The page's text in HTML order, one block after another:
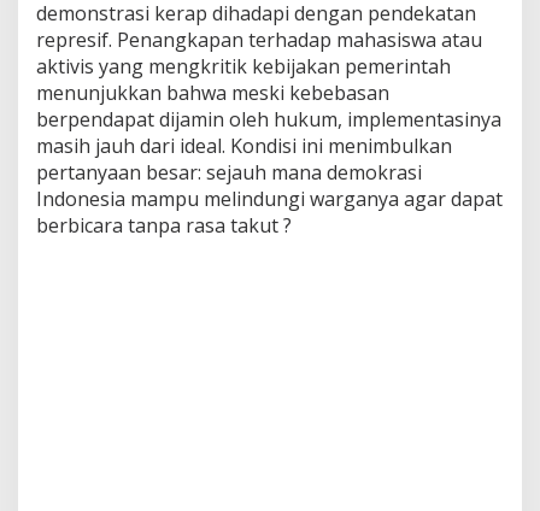
demonstrasi kerap dihadapi dengan pendekatan
represif. Penangkapan terhadap mahasiswa atau
aktivis yang mengkritik kebijakan pemerintah
menunjukkan bahwa meski kebebasan
berpendapat dijamin oleh hukum, implementasinya
masih jauh dari ideal. Kondisi ini menimbulkan
pertanyaan besar: sejauh mana demokrasi
Indonesia mampu melindungi warganya agar dapat
berbicara tanpa rasa takut ?